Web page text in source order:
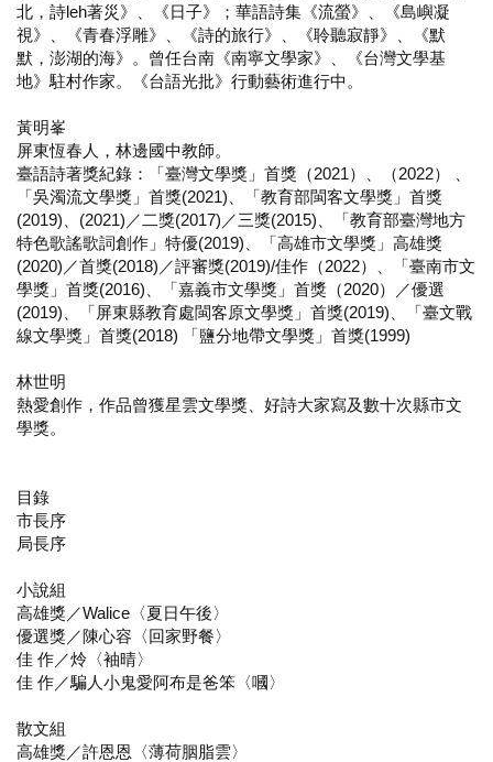
北，詩leh著災》、《日子》；華語詩集《流螢》、《島嶼凝
視》、《青春浮雕》、《詩的旅行》、《聆聽寂靜》、《默
默，澎湖的海》。曾任台南《南寧文學家》、《台灣文學基
地》駐村作家。《台語光批》行動藝術進行中。
黃明峯
屏東恆春人，林邊國中教師。
臺語詩著獎紀錄：「臺灣文學獎」首獎（2021）、（2022） 、
「吳濁流文學獎」首獎(2021)、「教育部閩客文學獎」首獎
(2019)、(2021)／二獎(2017)／三獎(2015)、「教育部臺灣地方
特色歌謠歌詞創作」特優(2019)、「高雄市文學獎」高雄獎
(2020)／首獎(2018)／評審獎(2019)/佳作（2022）、「臺南市文
學獎」首獎(2016)、「嘉義市文學獎」首獎（2020）／優選
(2019)、「屏東縣教育處閩客原文學獎」首獎(2019)、「臺文戰
線文學獎」首獎(2018) 「鹽分地帶文學獎」首獎(1999)
林世明
熱愛創作，作品曾獲星雲文學獎、好詩大家寫及數十次縣市文
學獎。
目錄
市長序
局長序
小說組
高雄獎／Walice〈夏日午後〉
優選獎／陳心容〈回家野餐〉
佳 作／炩〈袖晴〉
佳 作／騙人小鬼愛阿布是爸笨〈嘓〉
散文組
高雄獎／許恩恩〈薄荷胭脂雲〉